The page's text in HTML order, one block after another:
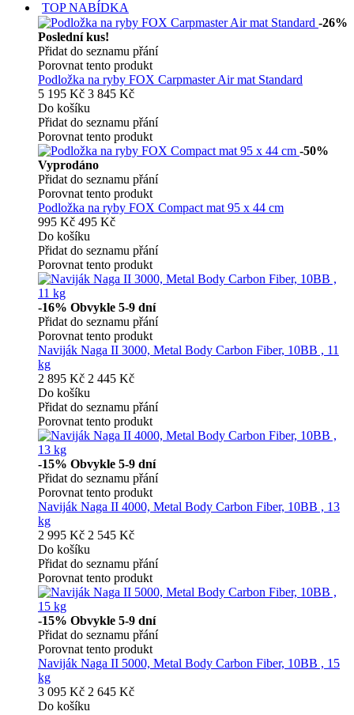
TOP NABÍDKA
-26%
Poslední kus!
Přidat do seznamu přání
Porovnat tento produkt
Podložka na ryby FOX Carpmaster Air mat Standard
5 195 Kč 3 845 Kč
Do košíku
Přidat do seznamu přání
Porovnat tento produkt
-50%
Vyprodáno
Přidat do seznamu přání
Porovnat tento produkt
Podložka na ryby FOX Compact mat 95 x 44 cm
995 Kč 495 Kč
Do košíku
Přidat do seznamu přání
Porovnat tento produkt
-16% Obvykle 5-9 dní
Přidat do seznamu přání
Porovnat tento produkt
Naviják Naga II 3000, Metal Body Carbon Fiber, 10BB , 11
kg
2 895 Kč 2 445 Kč
Do košíku
Přidat do seznamu přání
Porovnat tento produkt
-15% Obvykle 5-9 dní
Přidat do seznamu přání
Porovnat tento produkt
Naviják Naga II 4000, Metal Body Carbon Fiber, 10BB , 13
kg
2 995 Kč 2 545 Kč
Do košíku
Přidat do seznamu přání
Porovnat tento produkt
-15% Obvykle 5-9 dní
Přidat do seznamu přání
Porovnat tento produkt
Naviják Naga II 5000, Metal Body Carbon Fiber, 10BB , 15
kg
3 095 Kč 2 645 Kč
Do košíku